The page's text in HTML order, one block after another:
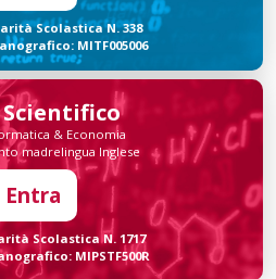
Scolastica N. 338
MITF005006
Scientifico
& Economia
madrelingua Inglese
Entra
Scolastica N. 1717
MIPSTF500R